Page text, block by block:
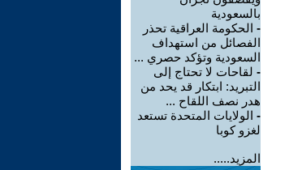
بالسعودية
- الحكومة العراقية تحذر
الفصائل من استهداف
السعودية وتؤكد حصري ...
- لقاحات لا تحتاج إلى
التبريد: ابتكار قد يحد من
هدر نصف اللقاح ...
- الولايات المتحدة تستعد
لغزو كوبا
المزيد.....